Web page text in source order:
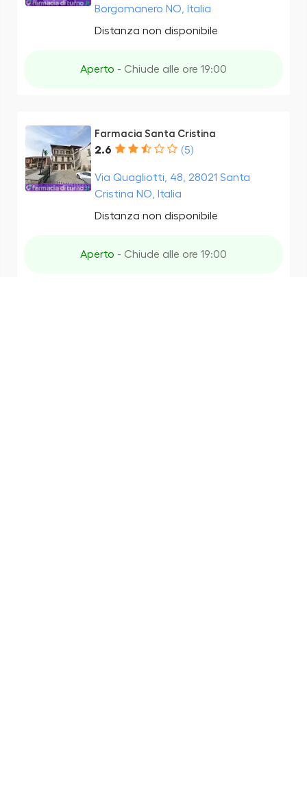
Borgomanero NO, Italia
Distanza non disponibile
Aperto - Chiude alle ore 19:00
Farmacia Santa Cristina
2.6 (5)
Via Quagliotti, 48, 28021 Santa
Cristina NO, Italia
Distanza non disponibile
Aperto - Chiude alle ore 19:00